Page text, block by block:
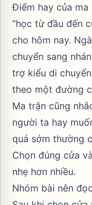
Điểm hay của
“học từ đầu đến
cho hôm nay.
chuyển sang
trợ kiểu di
theo một đường
Ma trận cũng
người ta hay
quá sớm thường
Chọn đúng cửa
nhẹ hơn nhiều.
Nhóm bài nên